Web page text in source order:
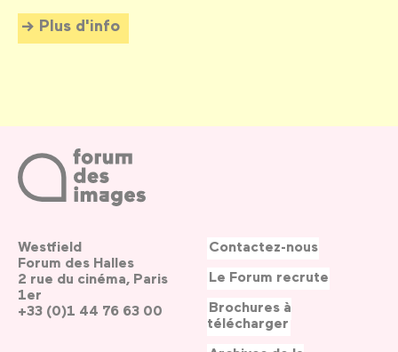
Plus d'info
Westfield
Forum des Halles
2 rue du cinéma, Paris
1er
+33 (0)1 44 76 63 00
Contactez-nous
Le Forum recrute
Brochures à
télécharger